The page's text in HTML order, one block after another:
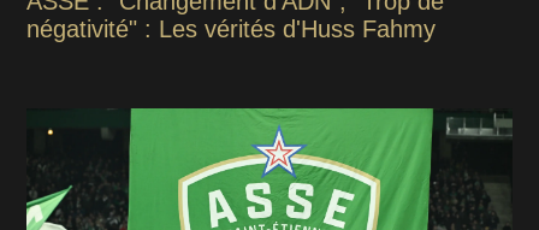
négativité" : Les vérités d'Huss Fahmy